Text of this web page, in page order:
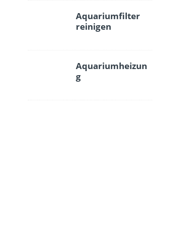
Aquariumfilter
reinigen
Aquariumheizun
g